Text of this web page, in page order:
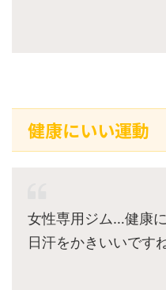
健康にいい運動
女性専用ジム…健康
日汗をかきいいですね